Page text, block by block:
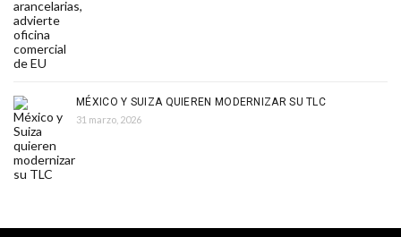
MÉXICO Y SUIZA QUIEREN MODERNIZAR SU TLC
31 marzo, 2026